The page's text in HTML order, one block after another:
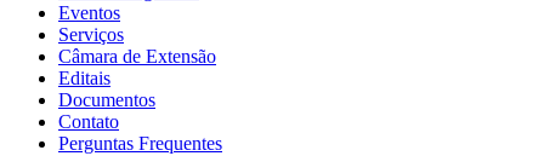
Eventos
Serviços
Câmara de Extensão
Editais
Documentos
Contato
Perguntas Frequentes